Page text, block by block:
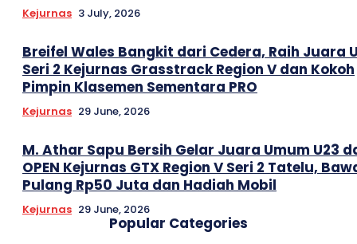
Kejurnas 3 July, 2026
Breifel Wales Bangkit dari Cedera, Raih Juara
Seri 2 Kejurnas Grasstrack Region V dan Kokoh
Pimpin Klasemen Sementara PRO
Kejurnas 29 June, 2026
M. Athar Sapu Bersih Gelar Juara Umum U23
OPEN Kejurnas GTX Region V Seri 2 Tatelu,
Pulang Rp50 Juta dan Hadiah Mobil
Kejurnas 29 June, 2026
Popular Categories